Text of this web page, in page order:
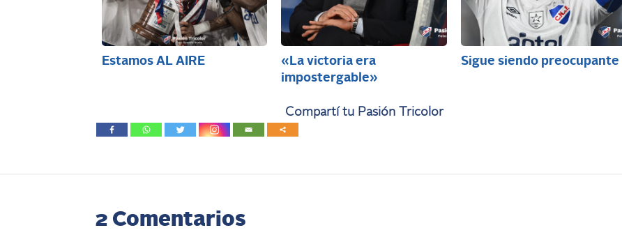
Estamos AL AIRE
«La victoria era
impostergable»
Sigue siendo preocupante
Compartí tu Pasión Tricolor
2 Comentarios